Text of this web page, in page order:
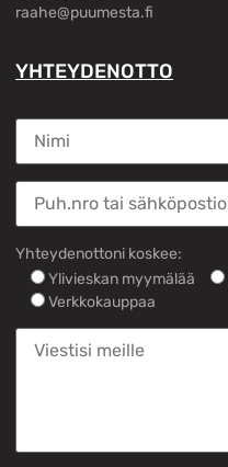
raahe@puumesta.fi
YHTEYDENOTTO
Yhteydenottoni koskee:
Ylivieskan myymälää
Verkkokauppaa